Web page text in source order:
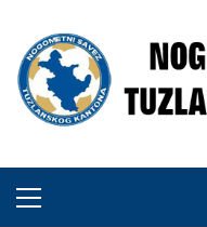
content
MENU